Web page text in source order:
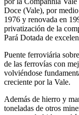
Doce (Vale), por
1976 y renovada en
privatización de la
Pará Dotada de
Puente ferroviária
de las ferrovías con
volviéndose
creciente por la Vale.
Además de hierro y
toneladas de otros